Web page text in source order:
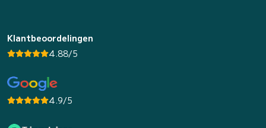
Klantbeoordelingen
4.88/5
4.9/5